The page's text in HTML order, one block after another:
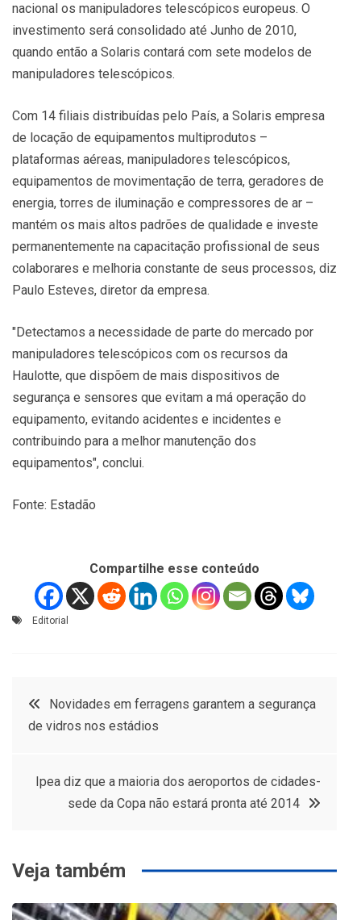
nacional os manipuladores telescópicos europeus. O
investimento será consolidado até Junho de 2010,
quando então a Solaris contará com sete modelos de
manipuladores telescópicos.
Com 14 filiais distribuídas pelo País, a Solaris empresa
de locação de equipamentos multiprodutos –
plataformas aéreas, manipuladores telescópicos,
equipamentos de movimentação de terra, geradores de
energia, torres de iluminação e compressores de ar –
mantém os mais altos padrões de qualidade e investe
permanentemente na capacitação profissional de seus
colaborares e melhoria constante de seus processos, diz
Paulo Esteves, diretor da empresa.
"Detectamos a necessidade de parte do mercado por
manipuladores telescópicos com os recursos da
Haulotte, que dispõem de mais dispositivos de
segurança e sensores que evitam a má operação do
equipamento, evitando acidentes e incidentes e
contribuindo para a melhor manutenção dos
equipamentos", conclui.
Fonte: Estadão
Compartilhe esse conteúdo
Editorial
Navegação
Post
Novidades em ferragens garantem a segurança
de vidros nos estádios
Ipea diz que a maioria dos aeroportos de cidades-
sede da Copa não estará pronta até 2014
Veja também